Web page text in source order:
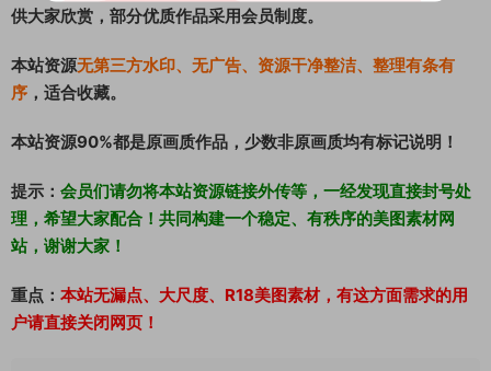
供大家欣赏，部分优质作品采用会员制度。
本站资源无第三方水印、无广告、资源干净整洁、整理有条有
序 ，适合收藏。
本站资源90%都是原画质作品，少数非原画质均有标记说明！
提示： 会员们请勿将本站资源链接外传等，一经发现直接封号处
理，希望大家配合！共同构建一个稳定、有秩序的美图素材网
站，谢谢大家！
重点： 本站无漏点、大尺度、R18美图素材，有这方面需求的用
户请直接关闭网页！